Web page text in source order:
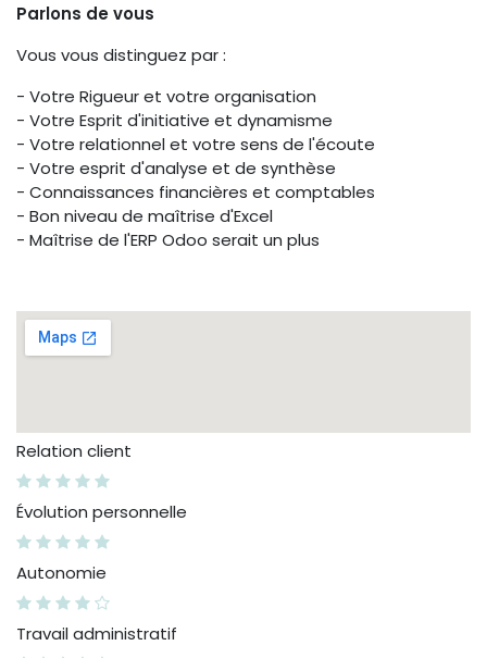
Parlons de vous
Vous vous distinguez par :
- Votre Rigueur et votre organisation
- Votre Esprit d'initiative et dynamisme
- Votre relationnel et votre sens de l'écoute
- Votre esprit d'analyse et de synthèse
- Connaissances financières et comptables
- Bon niveau de maîtrise d'Excel
- Maîtrise de l'ERP Odoo serait un plus
Relation client
Évolution personnelle
Autonomie
Travail administratif